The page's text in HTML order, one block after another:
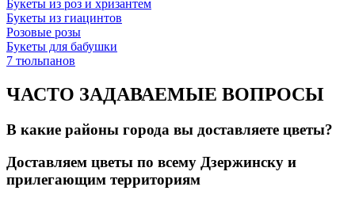
Букеты из роз и хризантем
Букеты из гиацинтов
Розовые розы
Букеты для бабушки
7 тюльпанов
ЧАСТО ЗАДАВАЕМЫЕ ВОПРОСЫ
В какие районы города вы доставляете цветы?
Доставляем цветы по всему Дзержинску и
прилегающим территориям